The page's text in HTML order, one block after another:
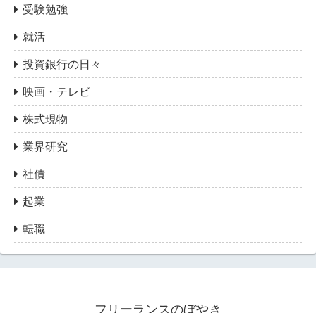
受験勉強
就活
投資銀行の日々
映画・テレビ
株式現物
業界研究
社債
起業
転職
フリーランスのぼやき